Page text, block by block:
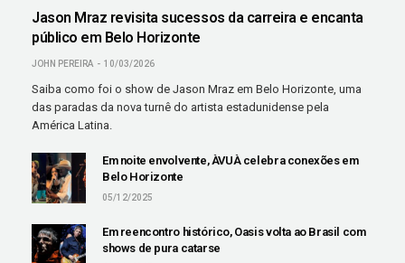
Jason Mraz revisita sucessos da carreira e encanta
público em Belo Horizonte
JOHN PEREIRA 10/03/2026
Saiba como foi o show de Jason Mraz em Belo Horizonte, uma
das paradas da nova turnê do artista estadunidense pela
América Latina.
Em noite envolvente, ÀVUÀ celebra conexões em
Belo Horizonte
05/12/2025
Em reencontro histórico, Oasis volta ao Brasil com
shows de pura catarse